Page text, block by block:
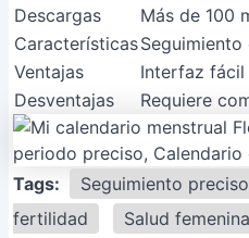
Descargas
Más de 100
Características
Ventajas
Interfaz fácil
Desventajas
Requiere
Tags: Seguimiento preciso
fertilidad
Salud femenina